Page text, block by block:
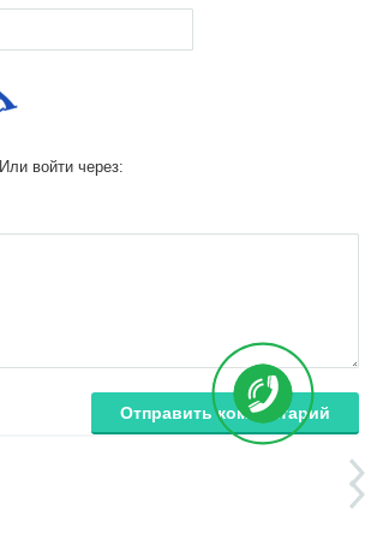
Или войти через:
Отправить комментарий